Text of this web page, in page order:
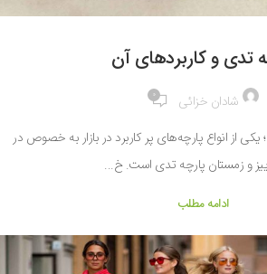
تدی و کاربردهای آن
شادان خزائی 0
از انواع پارچه‌های پر کاربرد در بازار به خصوص در
و زمستان پارچه تدی است. خ...
ادامه مطلب